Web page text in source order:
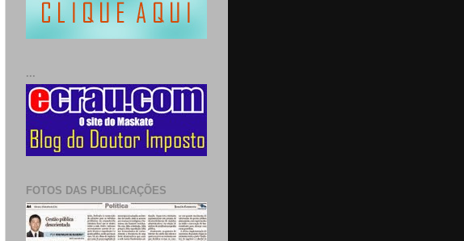
...
FOTOS DAS PUBLICAÇÕES